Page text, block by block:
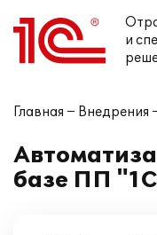
и
Главная Внедрения
базе ПП